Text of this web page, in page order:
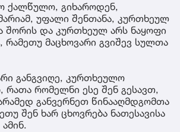
ქალწულო, გიხაროდენ,
უფალი შენთანა, კურთხეულ
შორის და კურთხეულ არს ნაყოფი
რამეთუ მაცხოვარი გვიშევ სულთა
განგვიღე, კურთხეულო
რომელნი ესე შენ გესავთ,
განვერნეთ წინააღმდგომთა
შენ ხარ ცხოვრება ნათესავისა